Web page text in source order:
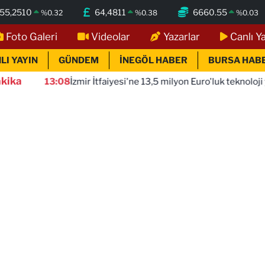
55,2510 %0.32 64,4811 %0.38 6660.55 %0.03
Foto Galeri Videolar Yazarlar Canlı
YAYIN GÜNDEM İNEGÖL HABER BURSA
İzmir İtfaiyesi'ne 13,5 milyon Euro'luk teknoloji yatırımı